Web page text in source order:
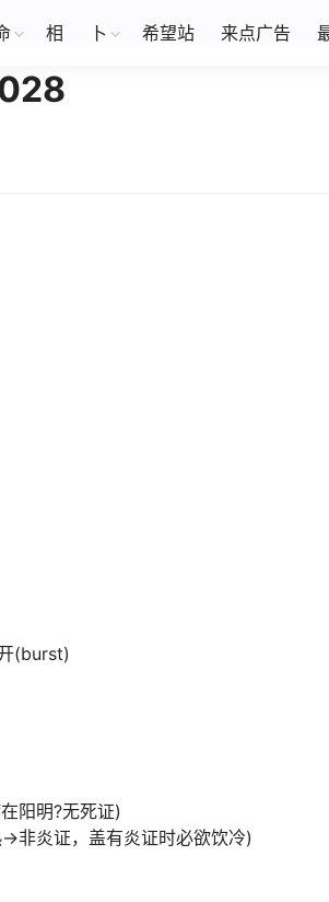
相 卜 希望站 来点广告
(burst)
阳明?无死证)
非炎证，盖有炎证时必欲饮冷)